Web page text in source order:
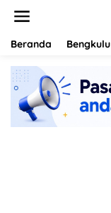
Beranda Bengkulu